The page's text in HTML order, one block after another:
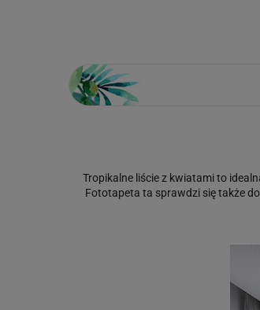
Tropikalne liście z kwiatami to
Fototapeta ta sprawdzi się także